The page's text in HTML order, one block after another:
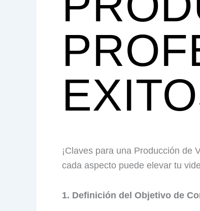
¡Claves para una Producción de
cada aspecto puede elevar tu
1. Definición del Objetivo de